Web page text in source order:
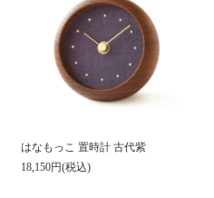
はなもっこ 置時計 古代紫
18,150円(税込)